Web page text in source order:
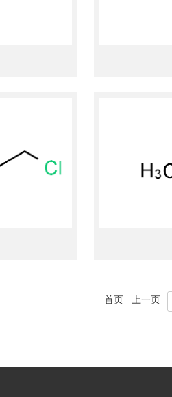
首页 上一页